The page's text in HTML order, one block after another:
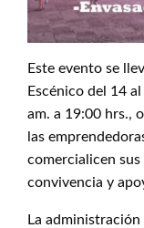
Este evento se
Escénico del 14
am. a 19:00 hrs.,
las
comercialicen
convivencia y
La